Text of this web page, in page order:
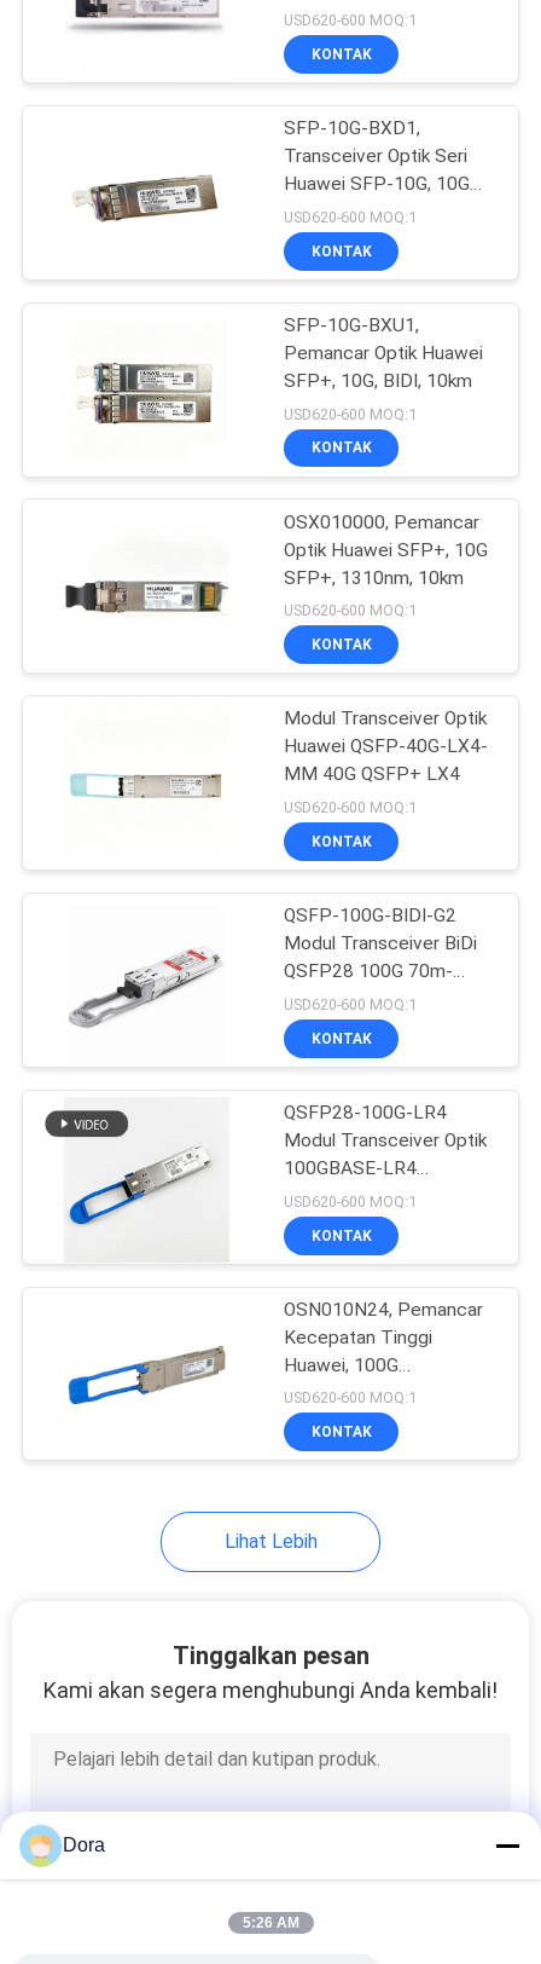
Saklar Ethernet
1582
Switch Jaringan
Huawei
Titik Akhir
Konferensi Video
Cisco IP Phone
Huawei OSN
Modul Router Cisco
Catu Daya Cisco
160
1G 850nm LC untuk
Jaringan Perusahaan
USD620-600 MOQ:1
KONTAK
SFP-10G-BXD1,
Transceiver Optik Seri
Huawei SFP-10G, 10G
SFP+, BIDI
TX1330/RX1270, 10km
SM
USD620-600 MOQ:1
KONTAK
SFP-10G-BXU1,
Pemancar Optik Huawei
SFP+, 10G, BIDI, 10km
USD620-600 MOQ:1
KONTAK
OSX010000, Pemancar
Optik Huawei SFP+, 10G
SFP+, 1310nm, 10km
USD620-600 MOQ:1
KONTAK
Modul Transceiver Optik
Huawei QSFP-40G-LX4-
MM 40G QSFP+ LX4
USD620-600 MOQ:1
KONTAK
QSFP-100G-BIDI-G2
Modul Transceiver BiDi
QSFP28 100G 70m-
100m
USD620-600 MOQ:1
KONTAK
QSFP28-100G-LR4
Modul Transceiver Optik
100GBASE-LR4
Kompatibel dengan
Huawei 10km SMF LC
DDM
USD620-600 MOQ:1
KONTAK
OSN010N24, Pemancar
Kecepatan Tinggi
Huawei, 100G
QSFP28/LC/10km
USD620-600 MOQ:1
KONTAK
Lihat Lebih
Tinggalkan pesan
Kami akan segera menghubungi Anda kembali!
Dora
5:26 AM